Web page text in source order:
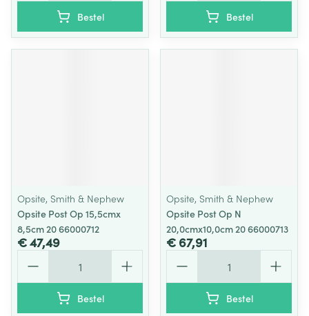
Bestel Bestel
Opsite, Smith & Nephew
Opsite Post Op 15,5cmx
8,5cm 20 66000712
€ 47,49
Bestel
Opsite, Smith & Nephew
Opsite Post Op N
20,0cmx10,0cm 20 66000713
€ 67,91
Bestel